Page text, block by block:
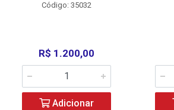
Código: 35032
R$ 1.200,00
Adicionar